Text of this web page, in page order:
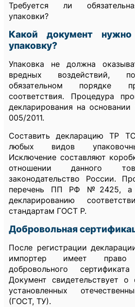
Требуется ли
упаковки?
Какой документ
упаковку?
Упаковка не должна
вредных воздействий,
обязательном порядке
соответствия. Процедура
декларирования на
005/2011.
Составить декларацию ТР
любых видов
Исключение составляют
отношении данного
законодательство России.
перечень ПП РФ №2425, а
декларированию
стандартам ГОСТ Р.
Добровольная
После регистрации
импортер имеет право
добровольного
Документ свидетельствует
установленных
(ГОСТ, ТУ).